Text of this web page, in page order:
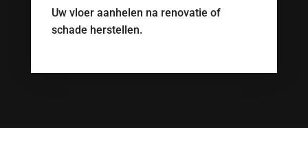
Uw vloer aanhelen na renovatie of
schade herstellen.